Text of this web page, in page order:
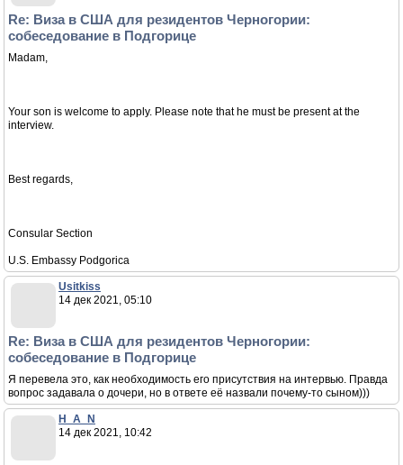
Re: Виза в США для резидентов Черногории:
собеседование в Подгорице
Madam,
Your son is welcome to apply. Please note that he must be present at the
interview.
Best regards,
Consular Section
U.S. Embassy Podgorica
Usitkiss
14 дек 2021, 05:10
Re: Виза в США для резидентов Черногории:
собеседование в Подгорице
Я перевела это, как необходимость его присутствия на интервью. Правда
вопрос задавала о дочери, но в ответе её назвали почему-то сыном)))
H_A_N
14 дек 2021, 10:42